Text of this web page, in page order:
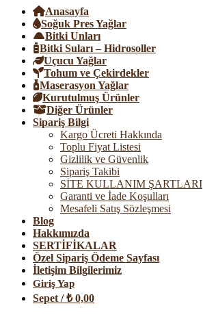
Anasayfa
Soğuk Pres Yağlar
Bitki Unları
Bitki Suları – Hidrosoller
Uçucu Yağlar
Tohum ve Çekirdekler
Maserasyon Yağlar
Kurutulmuş Ürünler
Diğer Ürünler
Sipariş Bilgi
Kargo Ücreti Hakkında
Toplu Fiyat Listesi
Gizlilik ve Güvenlik
Sipariş Takibi
SİTE KULLANIM ŞARTLARI
Garanti ve İade Koşulları
Mesafeli Satış Sözleşmesi
Blog
Hakkımızda
SERTİFİKALAR
Özel Sipariş Ödeme Sayfası
İletişim Bilgilerimiz
Giriş Yap
Sepet /₺0,00